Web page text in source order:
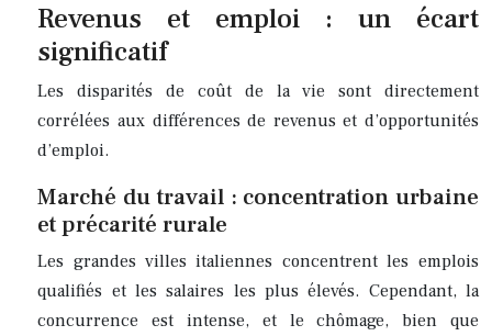
Revenus et emploi : un écart
significatif
Les disparités de coût de la vie sont directement
corrélées aux différences de revenus et d’opportunités
d’emploi.
Marché du travail : concentration urbaine
et précarité rurale
Les grandes villes italiennes concentrent les emplois
qualifiés et les salaires les plus élevés. Cependant, la
concurrence est intense, et le chômage, bien que